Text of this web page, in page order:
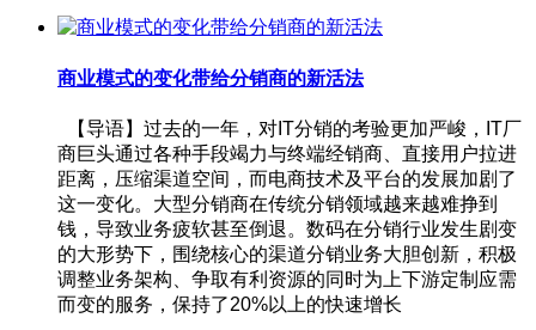
商业模式的变化带给分销商的新活法
【导语】过去的一年，对IT分销的考验更加严峻，IT厂
商巨头通过各种手段竭力与终端经销商、直接用户拉进
距离，压缩渠道空间，而电商技术及平台的发展加剧了
这一变化。大型分销商在传统分销领域越来越难挣到
钱，导致业务疲软甚至倒退。数码在分销行业发生剧变
的大形势下，围绕核心的渠道分销业务大胆创新，积极
调整业务架构、争取有利资源的同时为上下游定制应需
而变的服务，保持了20%以上的快速增长